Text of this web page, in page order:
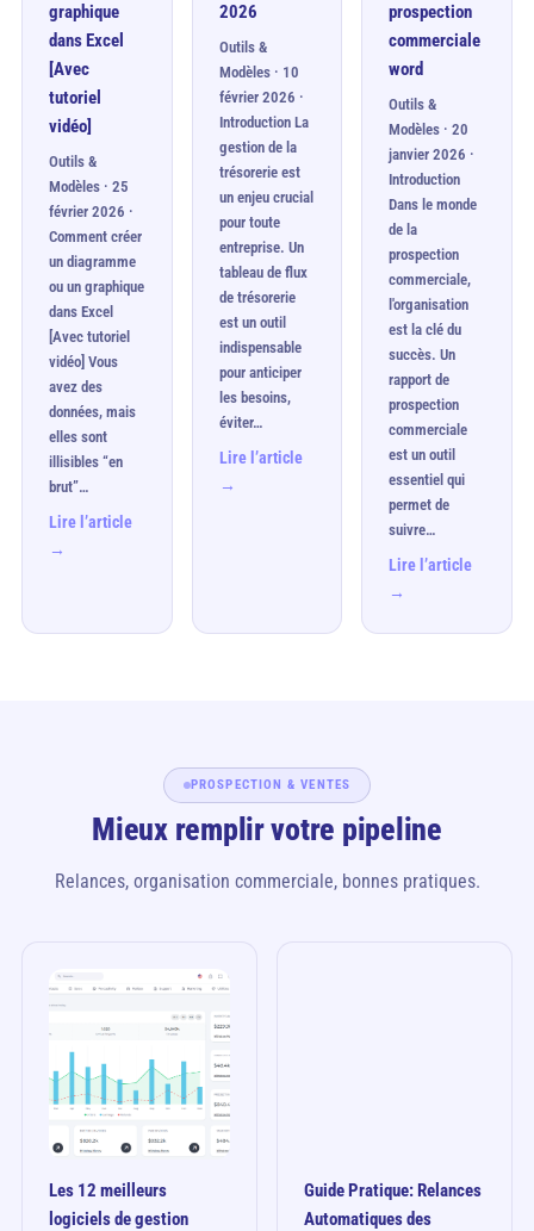
graphique
dans Excel
[Avec
tutoriel
vidéo]
Outils &
Modèles · 25
février 2026 ·
Comment créer
un diagramme
ou un graphique
dans Excel
[Avec tutoriel
vidéo] Vous
avez des
données, mais
elles sont
illisibles “en
brut”…
Lire l’article
→
2026
Outils &
Modèles · 10
février 2026 ·
Introduction La
gestion de la
trésorerie est
un enjeu crucial
pour toute
entreprise. Un
tableau de flux
de trésorerie
est un outil
indispensable
pour anticiper
les besoins,
éviter…
Lire l’article
→
prospection
commerciale
word
Outils &
Modèles · 20
janvier 2026 ·
Introduction
Dans le monde
de la
prospection
commerciale,
l'organisation
est la clé du
succès. Un
rapport de
prospection
commerciale
est un outil
essentiel qui
permet de
suivre…
Lire l’article
→
PROSPECTION & VENTES
Mieux remplir votre pipeline
Relances, organisation commerciale, bonnes pratiques.
Les 12 meilleurs
logiciels de gestion
Guide Pratique: Relances
Automatiques des